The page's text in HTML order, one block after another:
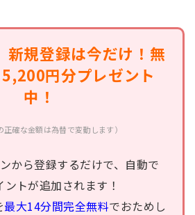
新規登録は今だけ！無
円分プレゼント
中！
正確な金額は為替で変動します）
から登録するだけで、自動で
ントが追加されます！
最大14分間完全無料でおためし